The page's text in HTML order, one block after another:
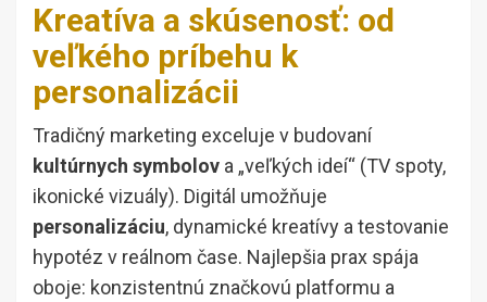
Kreatíva a skúsenosť: od
veľkého príbehu k
personalizácii
Tradičný marketing exceluje v budovaní
kultúrnych symbolov a „veľkých ideí“ (TV spoty,
ikonické vizuály). Digitál umožňuje
personalizáciu, dynamické kreatívy a testovanie
hypotéz v reálnom čase. Najlepšia prax spája
oboje: konzistentnú značkovú platformu a